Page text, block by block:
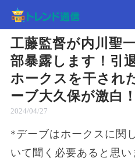
工藤監督が内川聖
部暴露します！引
ホークスを干され
ーブ大久保が激白
2024/04/27
*デーブはホークスに関
いて聞く必要あると思
記事
速報